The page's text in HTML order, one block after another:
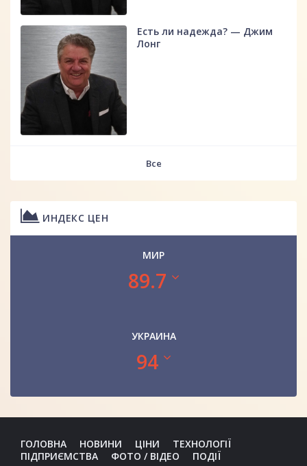
Есть ли надежда? — Джим
Лонг
Все
ИНДЕКС ЦЕН
МИР
89.7
УКРАИНА
94
ГОЛОВНА НОВИНИ ЦІНИ
ТЕХНОЛОГІЇ
ПІДПРИЄМСТВА
ФОТО / ВІДЕО ПОДІЇ